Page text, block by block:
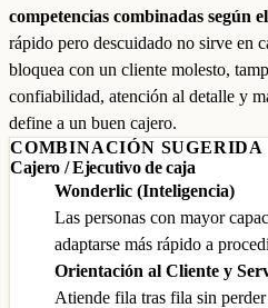
competencias combinadas según
rápido pero descuidado no sirve en
bloquea con un cliente molesto,
confiabilidad, atención al detalle y
define a un buen cajero.
COMBINACIÓN SUGERIDA
Cajero / Ejecutivo de caja
Wonderlic (Inteligencia)
Las personas con mayor
adaptarse más rápido a
Orientación al Cliente y
Atiende fila tras fila sin